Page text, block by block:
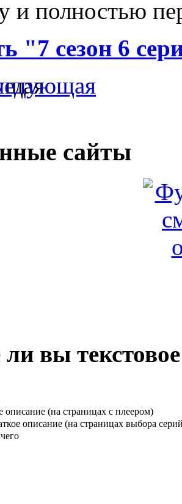
и полностью
"7 сезон 6
сайты
ли вы
описание (на страницах с плеером)
описание (на страницах выбора